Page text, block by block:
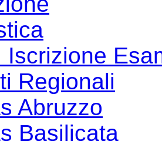
Iscrizione
Regionali
Abruzzo
Basilicata